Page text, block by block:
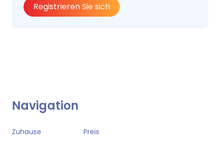
Registrieren Sie sich
Navigation
Zuhause
Preis